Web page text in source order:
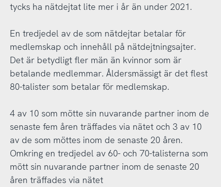
tycks ha nätdejtat lite mer i år än under 2021.
En tredjedel av de som nätdejtar betalar för
medlemskap och innehåll på nätdejtningsajter.
Det är betydligt fler män än kvinnor som är
betalande medlemmar. Åldersmässigt är det flest
80-talister som betalar för medlemskap.
4 av 10 som mötte sin nuvarande partner inom de
senaste fem åren träffades via nätet och 3 av 10
av de som möttes inom de senaste 20 åren.
Omkring en tredjedel av 60- och 70-talisterna som
mött sin nuvarande partner inom de senaste 20
åren träffades via nätet